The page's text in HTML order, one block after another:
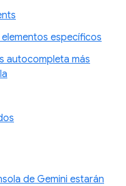
específicos
autocompleta más
de Gemini estarán